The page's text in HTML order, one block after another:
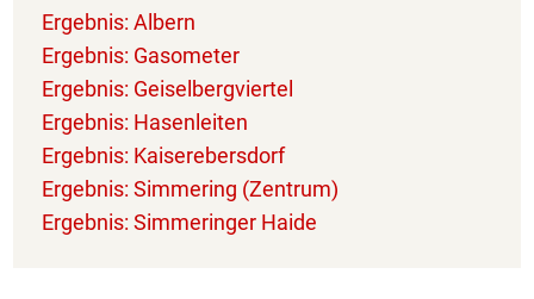
Ergebnis: Albern
Ergebnis: Gasometer
Ergebnis: Geiselbergviertel
Ergebnis: Hasenleiten
Ergebnis: Kaiserebersdorf
Ergebnis: Simmering (Zentrum)
Ergebnis: Simmeringer Haide